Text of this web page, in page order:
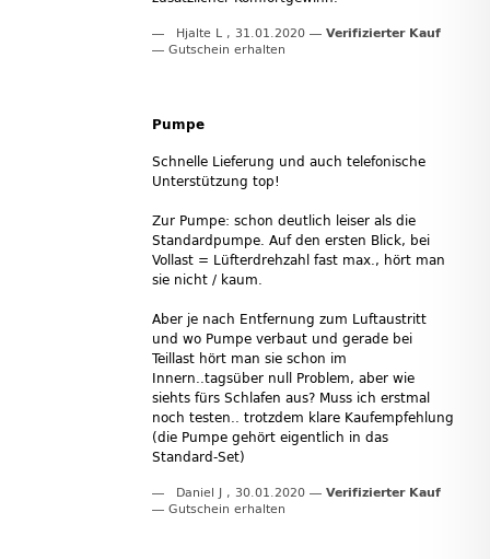
Hjalte L , 31.01.2020
Verifizierter Kauf
Gutschein erhalten
Pumpe
Schnelle Lieferung und auch telefonische
Unterstützung top!
Zur Pumpe: schon deutlich leiser als die
Standardpumpe. Auf den ersten Blick, bei
Vollast = Lüfterdrehzahl fast max., hört man
sie nicht / kaum.
Aber je nach Entfernung zum Luftaustritt
und wo Pumpe verbaut und gerade bei
Teillast hört man sie schon im
Innern..tagsüber null Problem, aber wie
siehts fürs Schlafen aus? Muss ich erstmal
noch testen.. trotzdem klare Kaufempfehlung
(die Pumpe gehört eigentlich in das
Standard-Set)
Daniel J , 30.01.2020
Verifizierter Kauf
Gutschein erhalten